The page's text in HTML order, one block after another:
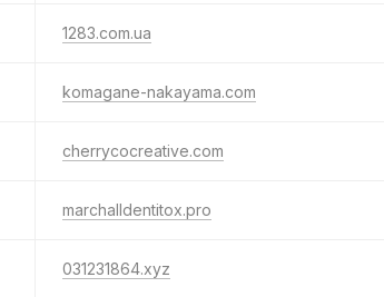
1283.com.ua
komagane-nakayama.com
cherrycocreative.com
marchalldentitox.pro
031231864.xyz